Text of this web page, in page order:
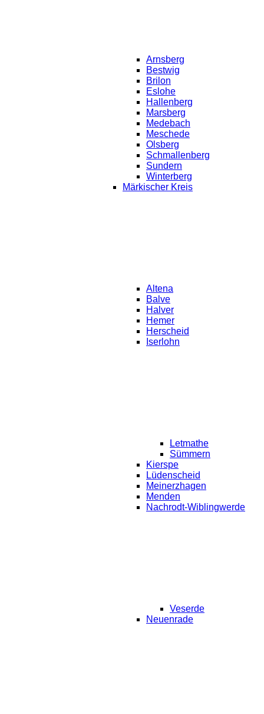
Arnsberg
Bestwig
Brilon
Eslohe
Hallenberg
Marsberg
Medebach
Meschede
Olsberg
Schmallenberg
Sundern
Winterberg
Märkischer Kreis
Altena
Balve
Halver
Hemer
Herscheid
Iserlohn
Letmathe
Sümmern
Kierspe
Lüdenscheid
Meinerzhagen
Menden
Nachrodt-Wiblingwerde
Veserde
Neuenrade